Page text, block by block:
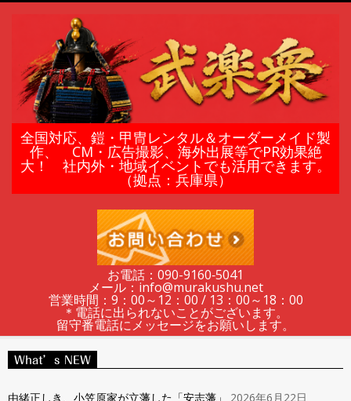
鎧
甲
レ
ン
全国対応、鎧・甲冑レンタル＆オーダーメイド製
作、 CM・広告撮影、海外出展等でPR効果絶
大！ 社内外・地域イベントでも活用できます。
（拠点：兵庫県）
お電話：090-9160‐5041
メール：info@murakushu.net
営業時間：9：00～12：00 / 13：00～18：00
＊電話に出られないことがございます。
留守番電話にメッセージをお願いします。
Navigation
What’s NEW
由緒正しき、小笠原家が立藩した「安志藩」
2026年6月22日